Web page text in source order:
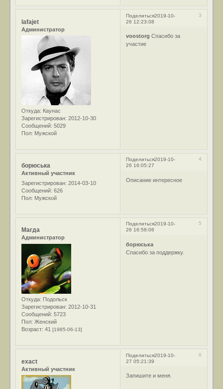
Поделиться 3
2019-10-
26 12:23:08
lafajet
Администратор
Откуда: Каунас
Зарегистрирован: 2012-10-30
Сообщений: 5029
Пол: Мужской
voostorg Спасибо за
участие
Поделиться 4
2019-10-
26 16:05:27
борюська
Активный участник
Зарегистрирован: 2014-03-10
Сообщений: 626
Пол: Мужской
Описание интересное
Поделиться 5
2019-10-
26 16:58:06
Магда
Администратор
Откуда: Подольск
Зарегистрирован: 2012-10-31
Сообщений: 5723
Пол: Женский
Возраст: 41[1985-06-13]
борюська
Спасибо за поддержку.
Поделиться 6
2019-10-
27 05:21:39
exact
Активный участник
Запишите и меня.